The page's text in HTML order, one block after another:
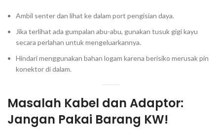
Ambil senter dan lihat ke dalam port pengisian daya.
Jika terlihat ada gumpalan abu-abu, gunakan tusuk gigi kayu
secara perlahan untuk mengeluarkannya.
Hindari menggunakan bahan logam karena berisiko merusak pin
konektor di dalam.
Masalah Kabel dan Adaptor:
Jangan Pakai Barang KW!